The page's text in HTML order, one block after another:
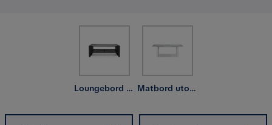
Loungebord & soffbord utomhus Matbord utomhus